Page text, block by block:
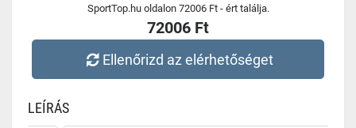
SportTop.hu oldalon 72006 Ft - ért találja.
72006 Ft
Ellenőrizd az elérhetőséget
LEÍRÁS